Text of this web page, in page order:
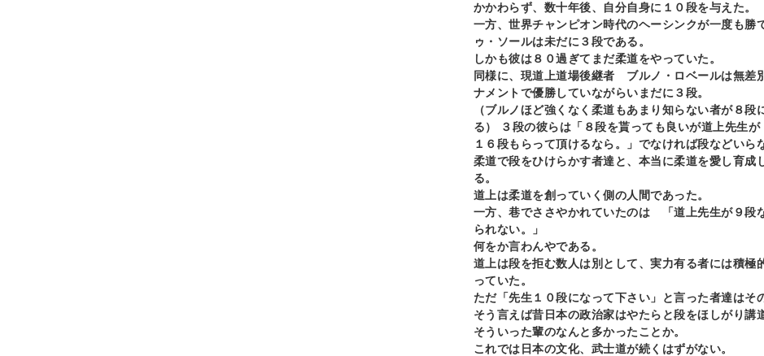
かかわらず、数十年後、自分自身に１０段を与えた。
一方、世界チャンピオン時代のヘーシンクが一度も勝
ゥ・ソールは未だに３段である。
しかも彼は８０過ぎてまだ柔道をやっていた。
同様に、現道上道場後継者 ブルノ・ロベールは無差
ナメントで優勝していながらいまだに３段。
（ブルノほど強くなく柔道もあまり知らない者が８段
る）
３段の彼らは「８段を貰っても良いが道上先生が
１６段もらって頂けるなら。」でなければ段などいら
柔道で段をひけらかす者達と、本当に柔道を愛し育成
る。
道上は柔道を創っていく側の人間であった。
一方、巷でささやかれていたのは 「道上先生が９段
られない。」
何をか言わんやである。
道上は段を拒む数人は別として、実力有る者には積極
っていた。
ただ「先生１０段になって下さい」と言った者達はそ
そう言えば昔日本の政治家はやたらと段をほしがり講
そういった輩のなんと多かったことか。
これでは日本の文化、武士道が続くはずがない。